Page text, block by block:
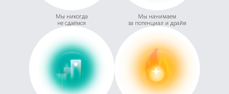
Мы никогда
не сдаёмся
Мы нанимаем
за потенциал и драйв